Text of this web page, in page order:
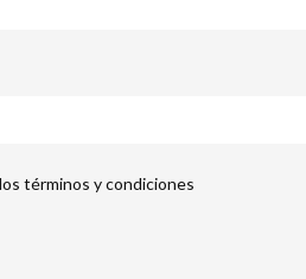
términos y condiciones